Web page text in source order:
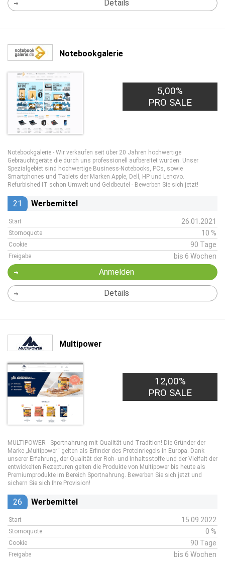
Details
Notebookgalerie
5,00%
PRO SALE
Notebookgalerie - Wir verkaufen seit über 20 Jahren hochwertige
Gebrauchtgeräte die durch uns professionell aufbereitet wurden. Unser
Spezialgebiet sind hochwertige Business-Notebooks, PCs, sowie
Smartphones und Tablets der Marken Apple, Dell, HP und Lenovo.
Refurbished IT schon Umwelt und Geldbeutel - Bewerben Sie sich jetzt!
21 Werbemittel
Start 26.01.2021
Stornoquote 10 %
Cookie 90 Tage
Freigabe bis 6 Wochen
Anmelden
Details
Multipower
12,00%
PRO SALE
MULTIPOWER - Sportnahrung mit Qualität und Tradition! Die Gründer der
Marke „Multipower“ gelten als Erfinder des Proteinriegels in Europa. Dank
unserer Erfahrung, der Qualität der Roh- und Inhaltsstoffe und der Vielfalt der
entwickelten Rezepturen gelten die Produkte von Multipower bis heute als
Premiumprodukte im Bereich Sportnahrung. Bewerben Sie sich jetzt und
sichern Sie sich Ihre Provision!
26 Werbemittel
Start 15.09.2022
Stornoquote 0 %
Cookie 90 Tage
Freigabe bis 6 Wochen